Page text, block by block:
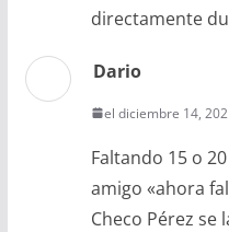
directamente
Dario
el diciembre 14,
Faltando 15 o
amigo «ahora
Checo Pérez se